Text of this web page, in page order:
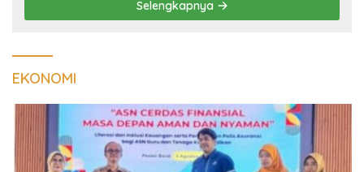
Selengkapnya
EKONOMI